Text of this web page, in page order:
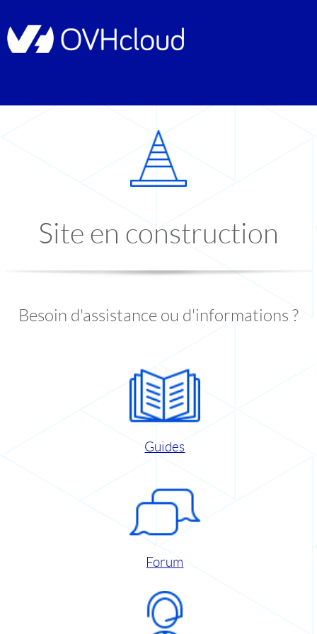
Site en construction
Besoin d'assistance ou d'informations ?
Guides
Forum